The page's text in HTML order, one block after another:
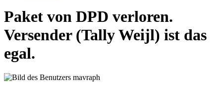
Paket von DPD verloren.
Versender (Tally Weijl) ist das
egal.